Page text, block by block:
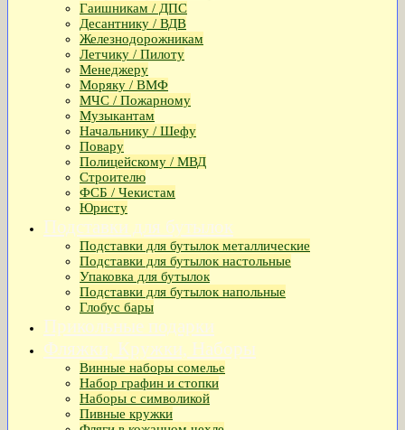
Гаишникам / ДПС
Десантнику / ВДВ
Железнодорожникам
Летчику / Пилоту
Менеджеру
Моряку / ВМФ
МЧС / Пожарному
Музыкантам
Начальнику / Шефу
Повару
Полицейскому / МВД
Строителю
ФСБ / Чекистам
Юристу
Подставки для бутылок
Подставки для бутылок металлические
Подставки для бутылок настольные
Упаковка для бутылок
Подставки для бутылок напольные
Глобус бары
Прикольные подарки
Фляжки, Кружки, Наборы
Винные наборы сомелье
Набор графин и стопки
Наборы с символикой
Пивные кружки